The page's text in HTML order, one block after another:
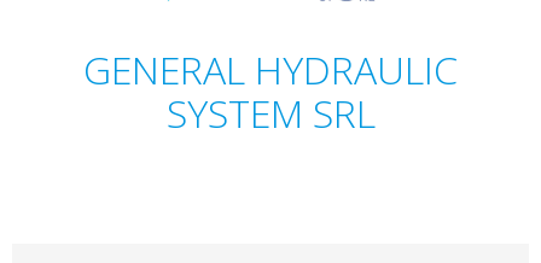
GENERAL HYDRAULIC
SYSTEM SRL